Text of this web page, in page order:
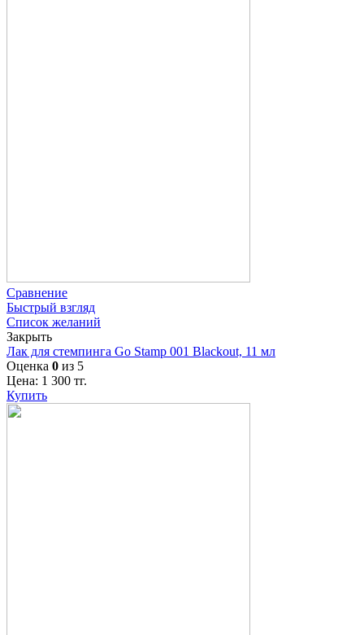
Сравнение
Быстрый взгляд
Список желаний
Закрыть
Лак для стемпинга Go Stamp 001 Blackout, 11 мл
Оценка 0 из 5
Цена: 1 300 тг.
Купить